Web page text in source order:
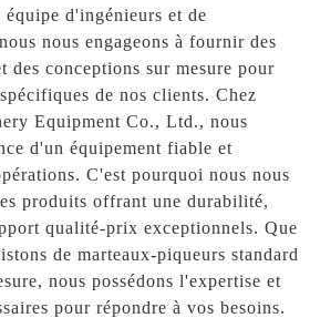
d'ingénieurs et de
nous engageons à fournir des
des conceptions sur mesure pour
de nos clients. Chez
Equipment Co., Ltd., nous
d'un équipement fiable et
C'est pourquoi nous nous
produits offrant une durabilité,
qualité-prix exceptionnels. Que
de marteaux-piqueurs standard
nous possédons l'expertise et
pour répondre à vos besoins.